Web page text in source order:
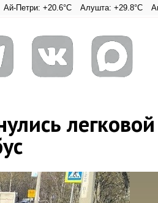
Алушта: +29.8°C Ангарский
легковой